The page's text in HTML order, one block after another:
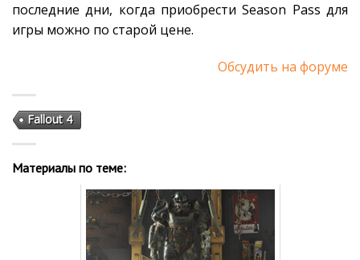
последние дни, когда приобрести Season Pass для
игры можно по старой цене.
Обсудить на форуме
Fallout 4
Материалы по теме: